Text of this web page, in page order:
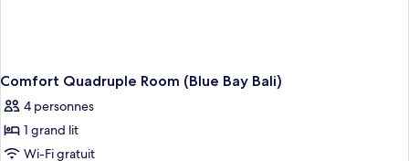
Comfort Quadruple Room (Blue Bay Bali)
4 personnes
1 grand lit
Wi-Fi gratuit